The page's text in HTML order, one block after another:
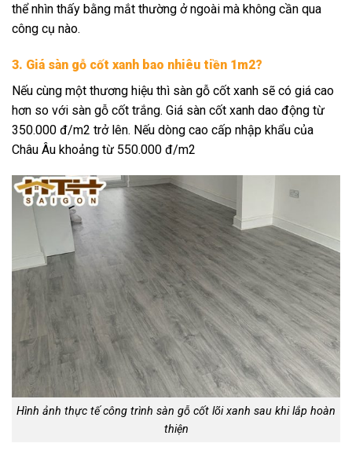
thể nhìn thấy bằng mắt thường ở ngoài mà không cần qua
công cụ nào.
3. Giá sàn gỗ cốt xanh bao nhiêu tiền 1m2?
Nếu cùng một thương hiệu thì sàn gỗ cốt xanh sẽ có giá cao
hơn so với sàn gỗ cốt trắng. Giá sàn cốt xanh dao động từ
350.000 đ/m2 trở lên. Nếu dòng cao cấp nhập khẩu của
Châu Âu khoảng từ 550.000 đ/m2
Hình ảnh thực tế công trình sàn gỗ cốt lõi xanh sau khi lắp hoàn
thiện